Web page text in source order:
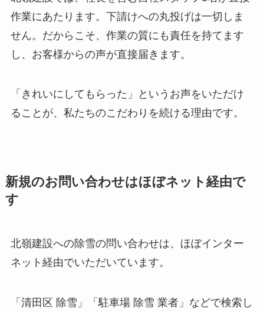
作業にあたります。下請けへの丸投げは一切しま
せん。だからこそ、作業の質にも責任を持てます
し、お客様からの声が直接届きます。
「きれいにしてもらった」というお声をいただけ
ることが、私たちのこだわりを続ける理由です。
新規のお問い合わせはほぼネット経由で
す
北嶺建設への除雪の問い合わせは、ほぼインター
ネット経由でいただいています。
「清田区 除雪」「駐車場 除雪 業者」などで検索し